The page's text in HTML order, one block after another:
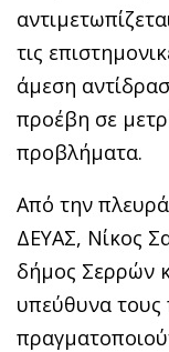
τις
άμεση
προέβη σε
προβλήματα.
Από την πλευρά
ΔΕΥΑΣ, Νίκος
δήμος Σερρών
υπεύθυνα τους